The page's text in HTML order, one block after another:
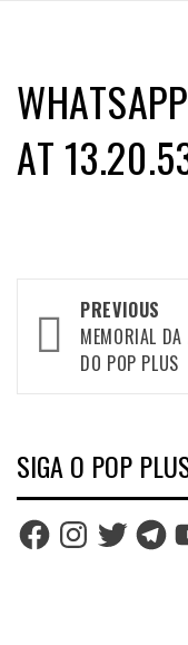
AT
Post
navigation
PREVIOUS
MEMORIAL
DO POP PLUS
SIGA O POP
FacebookInstagram
Twitter